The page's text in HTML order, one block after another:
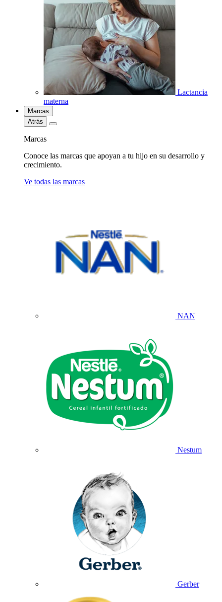
Lactancia
materna
Marcas
Atrás
Marcas
Conoce las marcas que apoyan a tu hijo en su desarrollo y
crecimiento.
Ve todas las marcas
NAN
Nestum
Gerber